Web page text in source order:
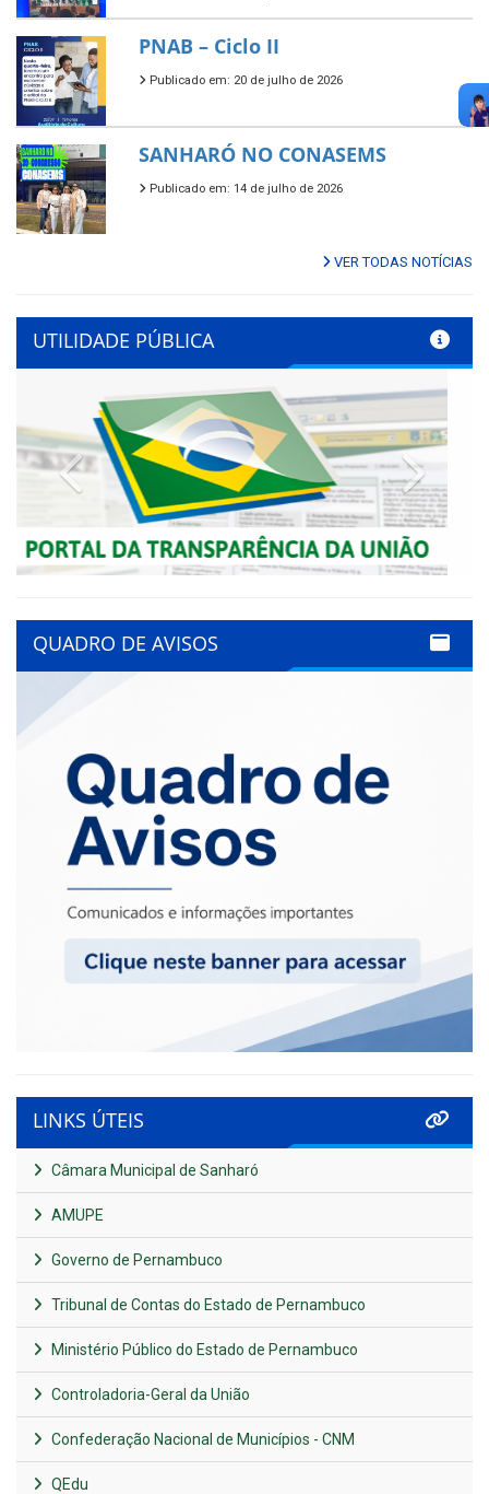
PNAB – Ciclo II
Publicado em: 20 de julho de 2026
SANHARÓ NO CONASEMS
Publicado em: 14 de julho de 2026
VER TODAS NOTÍCIAS
UTILIDADE PÚBLICA
Previous
QUADRO DE AVISOS
LINKS ÚTEIS
Câmara Municipal de Sanharó
AMUPE
Governo de Pernambuco
Tribunal de Contas do Estado de Pernambuco
Ministério Público do Estado de Pernambuco
Controladoria-Geral da União
Confederação Nacional de Municípios - CNM
QEdu